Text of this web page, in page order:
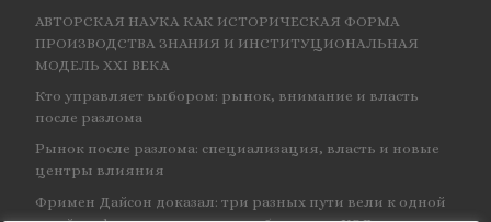
АВТОРСКАЯ НАУКА КАК ИСТОРИЧЕСКАЯ ФОРМА
ПРОИЗВОДСТВА ЗНАНИЯ И ИНСТИТУЦИОНАЛЬНАЯ
МОДЕЛЬ XXI ВЕКА
Кто управляет выбором: рынок, внимание и власть
после разлома
Рынок после разлома: специализация, власть и новые
центры влияния
Фримен Дайсон доказал: три разных пути вели к одной